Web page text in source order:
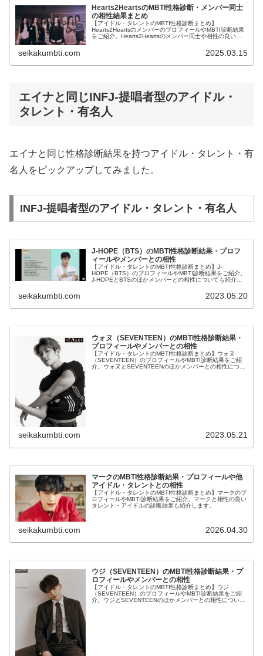
Hearts2HeartsのMBTI性格診断・メンバー同士
の相性結果まとめ
【アイドル・タレントのMBTI性格診断まとめ】
Hearts2HeartsのメンバーのプロフィールやMBTI診断結果
をご紹介。Hearts2Heartsのメンバー同士や相性の良いタ
seikakumbti.com 2025.03.15
エイナと同じINFJ-提唱者型のアイドル・
タレント・有名人
エイナと同じ性格診断結果を持つアイドル・タレント・有
名人をピックアップしてみました。
INFJ-提唱者型のアイドル・タレント・有名人
J-HOPE（BTS）のMBTI性格診断結果・プロフ
ィールやメンバーとの相性
【アイドル・タレントのMBTI性格診断まとめ】J-
HOPE（BTS）のプロフィールやMBTI診断結果をご紹介。
J-HOPEとBTSのほかメンバーとの相性についても紹介し
seikakumbti.com 2023.05.20
ウォヌ（SEVENTEEN）のMBTI性格診断結果・
プロフィールやメンバーとの相性
【アイドル・タレントのMBTI性格診断まとめ】ウォヌ
（SEVENTEEN）のプロフィールやMBTI診断結果をご紹
介。ウォヌとSEVENTEENのほかメンバーとの相性につい
seikakumbti.com 2023.05.21
マークのMBTI性格診断結果・プロフィールや他
アイドル・タレントとの相性
【アイドル・タレントのMBTI性格診断まとめ】マークのプ
ロフィールやMBTI診断結果をご紹介。マークと相性の良い
タレント・アイドルの診断結果も紹介します。
seikakumbti.com 2026.04.30
ウジ（SEVENTEEN）のMBTI性格診断結果・プ
ロフィールやメンバーとの相性
【アイドル・タレントのMBTI性格診断まとめ】ウジ
（SEVENTEEN）のプロフィールやMBTI診断結果をご紹
介。ウジとSEVENTEENのほかメンバーとの相性について